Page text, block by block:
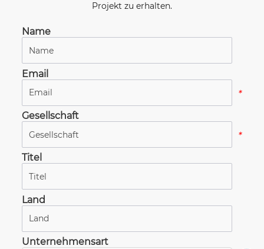
Projekt zu erhalten.
Name
Email
*
Gesellschaft
*
Titel
Land
Unternehmensart